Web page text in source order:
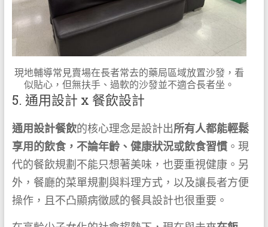
現地輔導常見賣場在長者常去的藥局區域放置沙發，看
似貼心，但無扶手、過軟的沙發並不適合長者坐。
5. 通用設計 x 餐飲設計
通用設計餐飲的核心理念是設計出所有人都能輕鬆
享用的飲食，不論年齡、健康狀況或飲食習慣。現
代的餐飲規劃不能只想著美味，也要重視健康。另
外，餐廳的菜單規劃與料理方式，以及讓長者方便
操作，且不凸顯病徵感的餐具設計也很重要。